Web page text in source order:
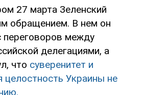
27 марта Зеленский
обращением. В нем он
переговоров между
делегациями, а
что суверенитет и
целостность Украины не